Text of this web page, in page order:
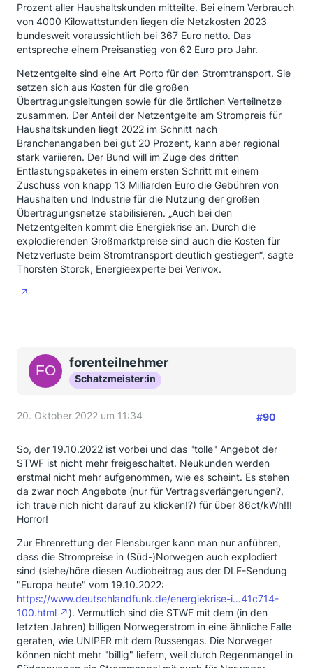
Prozent aller Haushaltskunden mitteilte. Bei einem Verbrauch
von 4000 Kilowattstunden liegen die Netzkosten 2023
bundesweit voraussichtlich bei 367 Euro netto. Das
entspreche einem Preisanstieg von 62 Euro pro Jahr.
Netzentgelte sind eine Art Porto für den Stromtransport. Sie
setzen sich aus Kosten für die großen
Übertragungsleitungen sowie für die örtlichen Verteilnetze
zusammen. Der Anteil der Netzentgelte am Strompreis für
Haushaltskunden liegt 2022 im Schnitt nach
Branchenangaben bei gut 20 Prozent, kann aber regional
stark variieren. Der Bund will im Zuge des dritten
Entlastungspaketes in einem ersten Schritt mit einem
Zuschuss von knapp 13 Milliarden Euro die Gebühren von
Haushalten und Industrie für die Nutzung der großen
Übertragungsnetze stabilisieren. „Auch bei den
Netzentgelten kommt die Energiekrise an. Durch die
explodierenden Großmarktpreise sind auch die Kosten für
Netzverluste beim Stromtransport deutlich gestiegen“, sagte
Thorsten Storck, Energieexperte bei Verivox.
forenteilnehmer
Schatzmeister:in
20. Oktober 2022 um 11:34 #90
So, der 19.10.2022 ist vorbei und das "tolle" Angebot der
STWF ist nicht mehr freigeschaltet. Neukunden werden
erstmal nicht mehr aufgenommen, wie es scheint. Es stehen
da zwar noch Angebote (nur für Vertragsverlängerungen?,
ich traue nich nicht darauf zu klicken!?) für über 86ct/kWh!!!
Horror!
Zur Ehrenrettung der Flensburger kann man nur anführen,
dass die Strompreise in (Süd-)Norwegen auch explodiert
sind (siehe/höre diesen Audiobeitrag aus der DLF-Sendung
"Europa heute" vom 19.10.2022:
https://www.deutschlandfunk.de/energiekrise-i…41c714-
100.html
). Vermutlich sind die STWF mit dem (in den
letzten Jahren) billigen Norwegerstrom in eine ähnliche Falle
geraten, wie UNIPER mit dem Russengas. Die Norweger
können nicht mehr "billig" liefern, weil durch Regenmangel in